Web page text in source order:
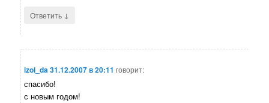
Ответить ↓
izol_da31.12.2007 в 20:11 говорит:
спасибо!
с новым годом!